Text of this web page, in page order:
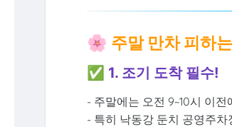
🌸 주말 만차 피하
✅ 1. 조기 도착 필수!
- 주말에는 오전 9~10시 이
- 특히 낙동강 둔치 공영주